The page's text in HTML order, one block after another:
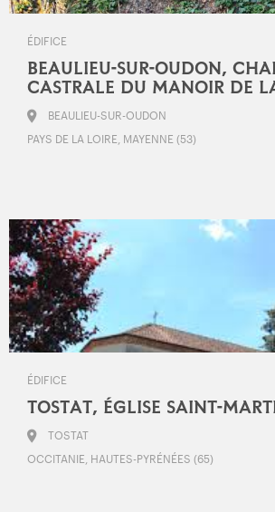
ÉDIFICE
BEAULIEU-SUR-OUDON,
CASTRALE DU MANOIR DE
BEAULIEU-SUR-OUDON
PAYS DE LA LOIRE, MAYENNE (53)
ÉDIFICE
TOSTAT, ÉGLISE SAINT-
TOSTAT
OCCITANIE, HAUTES-PYRÉNÉES (65)